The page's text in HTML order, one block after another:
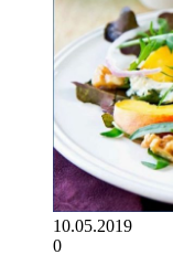
10.05.2019
0